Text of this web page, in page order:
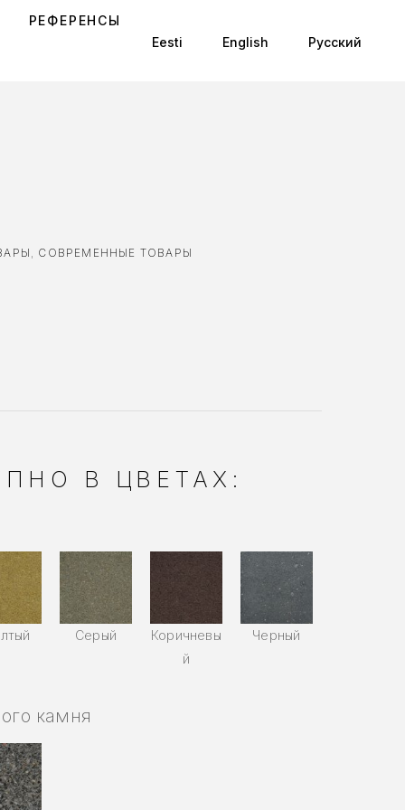
РЕФЕРЕНСЫ
Eesti
English Русский
, СОВРЕМЕННЫЕ ТОВАРЫ
В ЦВЕТАХ:
Серый
Коричневы
й
Черный
камня